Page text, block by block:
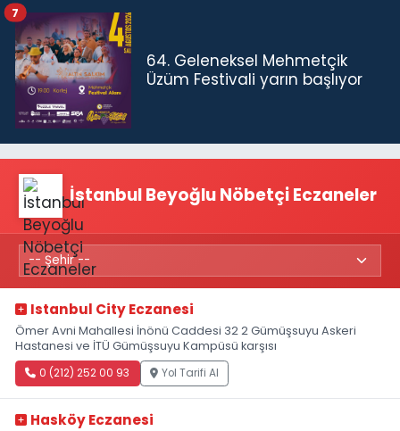
64. Geleneksel Mehmetçik
Üzüm Festivali yarın başlıyor
7
İstanbul Beyoğlu Nöbetçi Eczaneler
Istanbul City Eczanesi
Ömer Avni Mahallesi İnönü Caddesi 32 2 Gümüşsuyu Askeri
Hastanesi ve İTÜ Gümüşsuyu Kampüsü karşısı
0 (212) 252 00 93 Yol Tarifi Al
Hasköy Eczanesi